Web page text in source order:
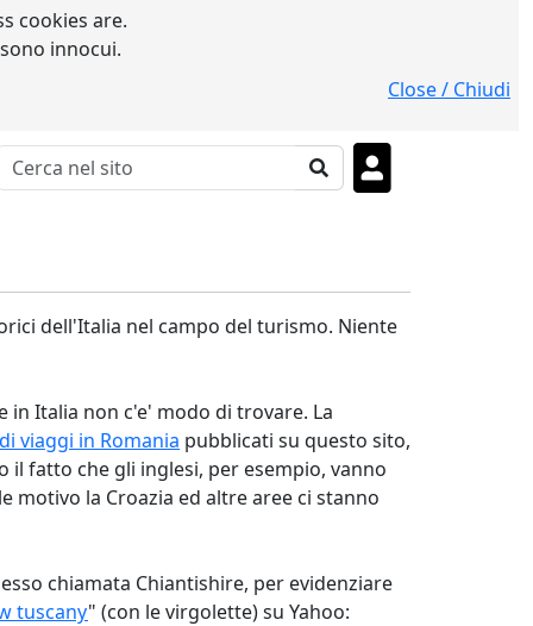
cookies are.
innocui.
Close / Chiudi
dell'Italia nel campo del turismo. Niente
in Italia non c'e' modo di trovare. La
viaggi in Romania pubblicati su questo sito,
il fatto che gli inglesi, per esempio, vanno
motivo la Croazia ed altre aree ci stanno
chiamata Chiantishire, per evidenziare
tuscany" (con le virgolette) su Yahoo: